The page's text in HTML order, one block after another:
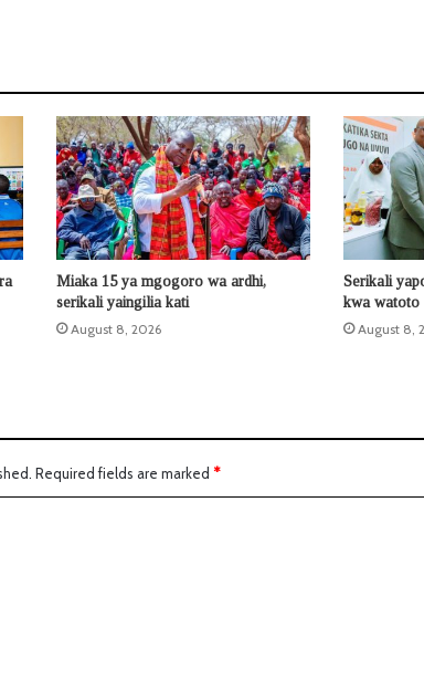
Miaka 15 ya mgogoro wa ardhi,
serikali yaingilia kati
August 8, 2026
Serikali
kwa watoto
August 8,
Required fields are marked *